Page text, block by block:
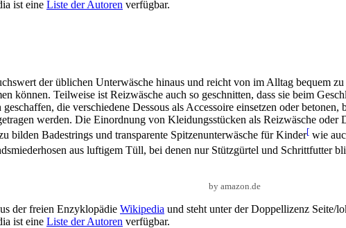
ist eine Liste der Autoren verfügbar.
der üblichen Unterwäsche hinaus und reicht von im Alltag bequem
können. Teilweise ist Reizwäsche auch so geschnitten, dass sie beim
die verschiedene Dessous als Accessoire einsetzen oder
werden. Die Einordnung von Kleidungsstücken als Reizwäsche
bilden Badestrings und transparente Spitzenunterwäsche für Kinder[ wie
aus luftigem Tüll, bei denen nur Stützgürtel und Schrittfutter
by amazon.de
der freien Enzyklopädie Wikipedia und steht unter der Doppellizenz Seite/
ist eine Liste der Autoren verfügbar.